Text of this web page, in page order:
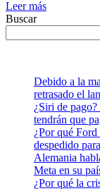
Leer más
Buscar
Debido a la
retrasado el
¿Siri de
tendrán que
¿Por qué
despedido
Alemania
Meta en su
¿Por qué la